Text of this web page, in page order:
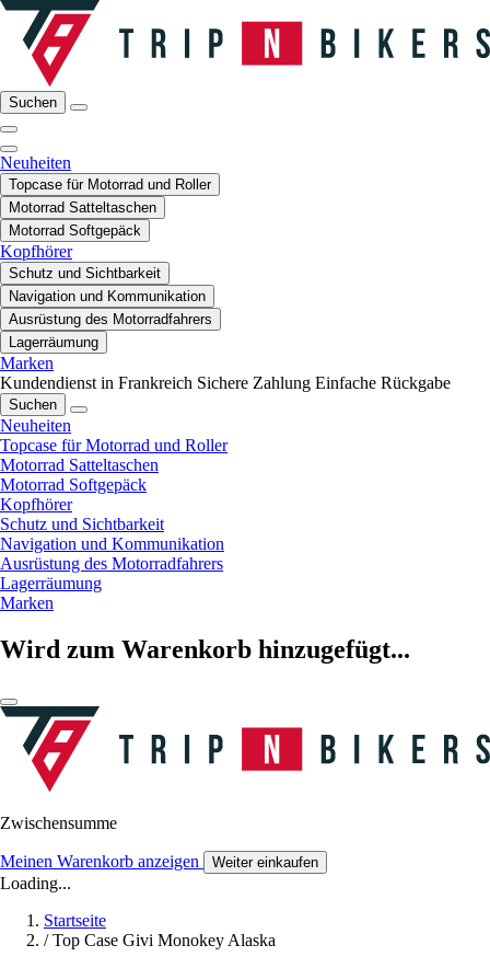
Suchen
Neuheiten
Topcase für Motorrad und Roller
Motorrad Satteltaschen
Motorrad Softgepäck
Kopfhörer
Schutz und Sichtbarkeit
Navigation und Kommunikation
Ausrüstung des Motorradfahrers
Lagerräumung
Marken
Kundendienst in Frankreich Sichere Zahlung Einfache Rückgabe
Suchen
Neuheiten
Topcase für Motorrad und Roller
Motorrad Satteltaschen
Motorrad Softgepäck
Kopfhörer
Schutz und Sichtbarkeit
Navigation und Kommunikation
Ausrüstung des Motorradfahrers
Lagerräumung
Marken
Wird zum Warenkorb hinzugefügt...
Zwischensumme
Meinen Warenkorb anzeigen Weiter einkaufen
Loading...
Startseite
/ Top Case Givi Monokey Alaska